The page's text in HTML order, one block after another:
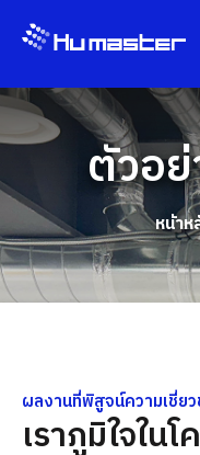
ตัวอย่
หน้าห
ผลงานที่พิสูจน์ความเชี่ย
เราภูมิใจใน